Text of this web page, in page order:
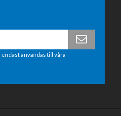
användas till våra